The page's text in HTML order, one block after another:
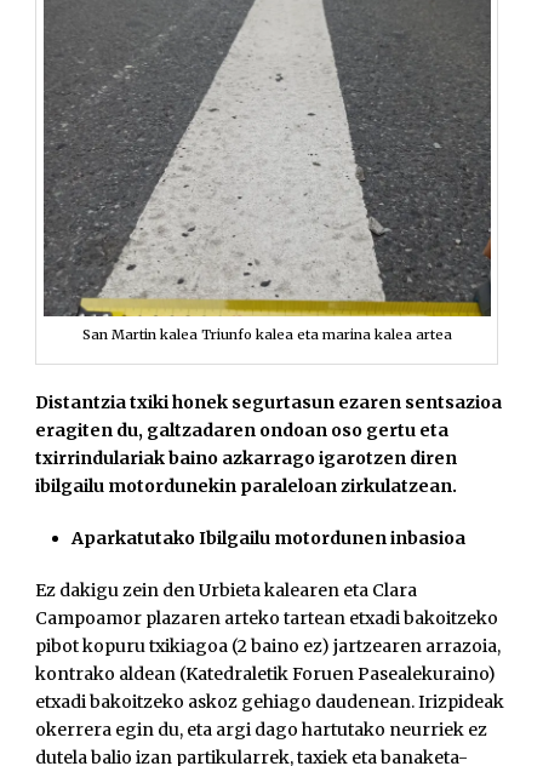
San Martin kalea Triunfo kalea eta marina kalea artea
Distantzia txiki honek segurtasun ezaren sentsazioa
eragiten du, galtzadaren ondoan oso gertu eta
txirrindulariak baino azkarrago igarotzen diren
ibilgailu motordunekin paraleloan zirkulatzean.
Aparkatutako Ibilgailu motordunen inbasioa
Ez dakigu zein den Urbieta kalearen eta Clara
Campoamor plazaren arteko tartean etxadi bakoitzeko
pibot kopuru txikiagoa (2 baino ez) jartzearen arrazoia,
kontrako aldean (Katedraletik Foruen Pasealekuraino)
etxadi bakoitzeko askoz gehiago daudenean. Irizpideak
okerrera egin du, eta argi dago hartutako neurriek ez
dutela balio izan partikularrek, taxiek eta banaketa-